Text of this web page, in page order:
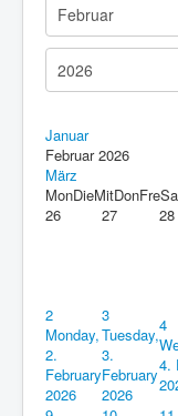
Links
Impressum
Datenschutz
Januar
Februar 2026
März
MonDieMitDonFre
26
27 28
2
Monday,
2.
February
2026
3
Tuesday,
3.
February
2026
4
4.